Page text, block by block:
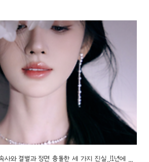
)와 쓰바미디어(丝芭传媒) 유력..ㄷㄷ 배
와 결별과 정면 충돌한 세 가지 진실..!1년에 1
우국정의 鞠婧祎, Ju Jingyi, 쥐징이 정말
이(국정의)"배우 "쥐징이" 鞠婧祎 , 국정의,